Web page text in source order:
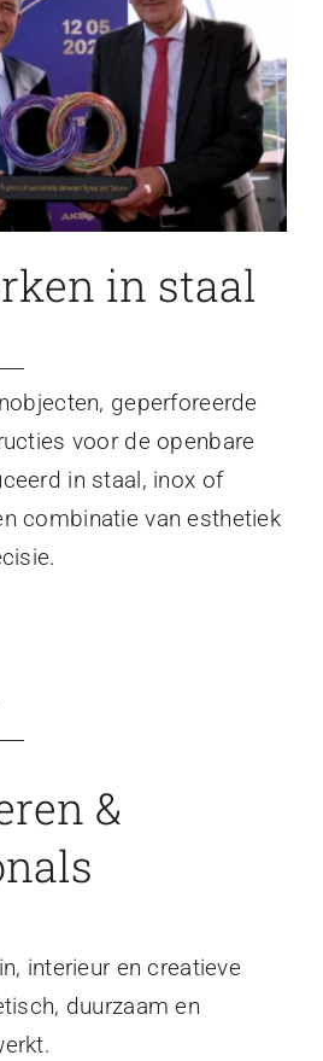
in staal
geperforeerde
voor de openbare
in staal, inox of
combinatie van esthetiek
&
interieur en creatieve
duurzaam en